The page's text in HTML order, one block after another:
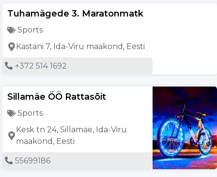
Tuhamägede 3. Maratonmatk
Sports
Kastani 7, Ida-Viru maakond, Eesti
+372 514 1692
Sillamäe ÖÖ Rattasõit
Sports
Kesk tn 24, Sillamäe, Ida-Viru
maakond, Eesti
55699186